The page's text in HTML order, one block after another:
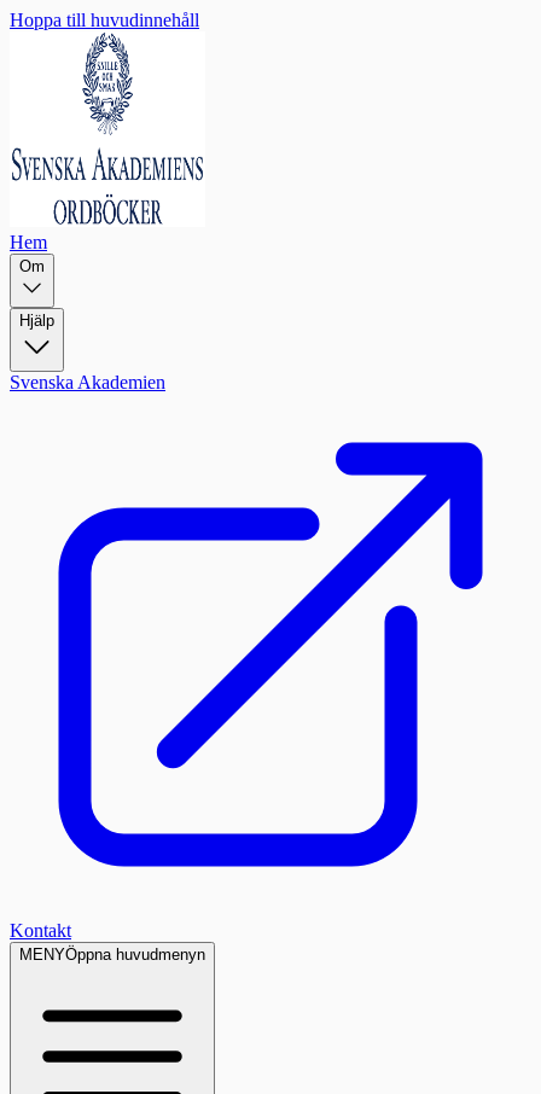
Hoppa till huvudinnehåll
Hem
Om
Hjälp
Svenska Akademien
Kontakt
MENYÖppna huvudmenyn